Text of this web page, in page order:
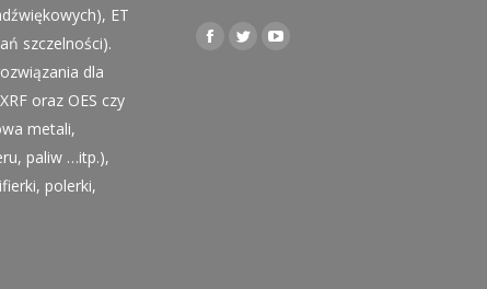
ET
szczelności).
dla
oraz OES czy
metali,
paliw …itp.),
polerki,
Find us on:
Facebook
TwitterYouTube